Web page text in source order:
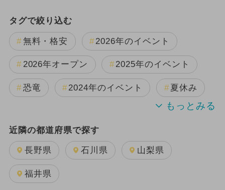
タグで絞り込む
無料・格安 2026年のイベント
2026年オープン 2025年のイベント
恐竜 2024年のイベント 夏休み
GW(ゴールデンウィーク)
2025年8月のイベント
2025年11月のイベント
近隣の都道府県で探す
長野県 石川県 山梨県
福井県